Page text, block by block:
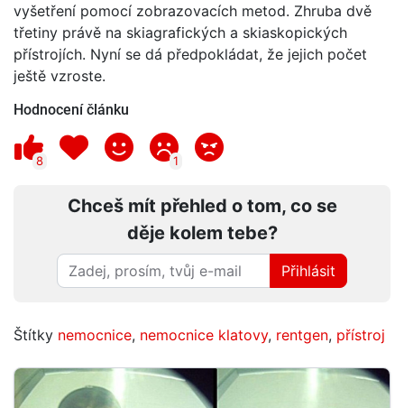
vyšetření pomocí zobrazovacích metod. Zhruba dvě
třetiny právě na skiagrafických a skiaskopických
přístrojích. Nyní se dá předpokládat, že jejich počet
ještě vzroste.
Hodnocení článku
8 1
Chceš mít přehled o tom, co se
děje kolem tebe?
Přihlásit
Štítky nemocnice, nemocnice klatovy, rentgen, přístroj